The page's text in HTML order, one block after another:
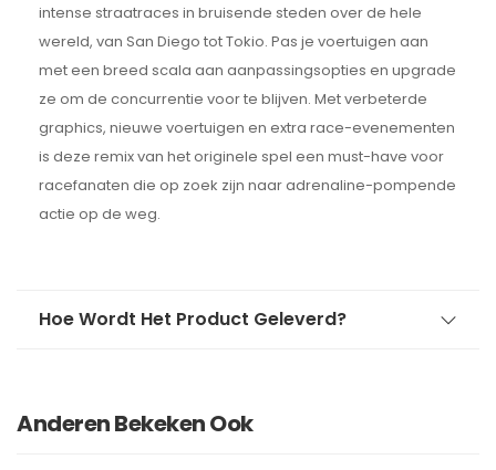
intense straatraces in bruisende steden over de hele
wereld, van San Diego tot Tokio. Pas je voertuigen aan
met een breed scala aan aanpassingsopties en upgrade
ze om de concurrentie voor te blijven. Met verbeterde
graphics, nieuwe voertuigen en extra race-evenementen
is deze remix van het originele spel een must-have voor
racefanaten die op zoek zijn naar adrenaline-pompende
actie op de weg.
Hoe Wordt Het Product Geleverd?
Anderen Bekeken Ook